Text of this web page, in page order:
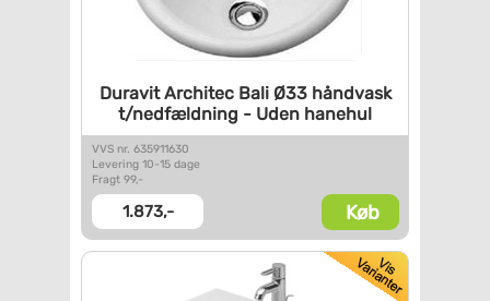
Duravit Architec Bali Ø33håndvask
t/nedfældning - Uden hanehul
VVS nr. 635911630
Levering 10-15 dage
Fragt 99,-
1.873,- Køb